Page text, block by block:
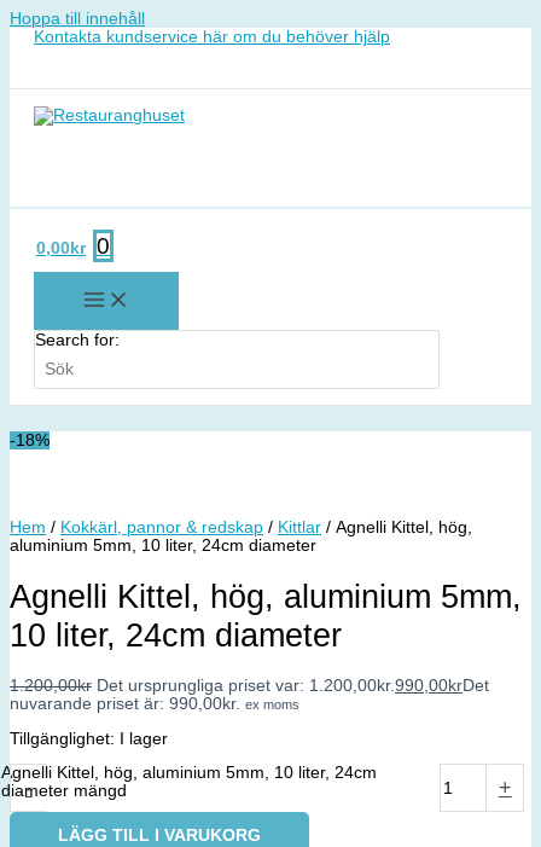
Hoppa till innehåll
Kontakta kundservice här om du behöver hjälp
0,00 kr 0
Search for:
-18%
Hem / Kokkärl, pannor & redskap / Kittlar / Agnelli Kittel, hög,
aluminium 5mm, 10 liter, 24cm diameter
Agnelli Kittel, hög, aluminium 5mm,
10 liter, 24cm diameter
1.200,00kr Det ursprungliga priset var: 1.200,00kr. 990,00krDet
nuvarande priset är: 990,00kr. ex moms
Tillgänglighet: I lager
-
Agnelli Kittel, hög, aluminium 5mm, 10 liter, 24cm
diameter mängd
+
LÄGG TILL I VARUKORG